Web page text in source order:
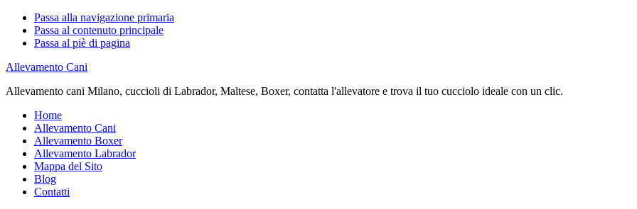
Passa alla navigazione primaria
Passa al contenuto principale
Passa al piè di pagina
Allevamento Cani
Allevamento cani Milano, cuccioli di Labrador, Maltese, Boxer, contatta l'allevatore e trova il tuo cucciolo ideale con un clic.
Home
Allevamento Cani
Allevamento Boxer
Allevamento Labrador
Mappa del Sito
Blog
Contatti